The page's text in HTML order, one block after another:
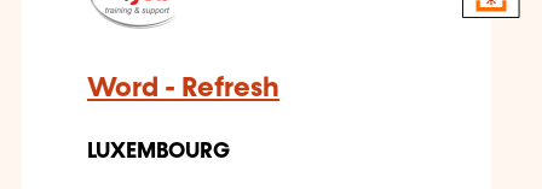
Word - Refresh
LUXEMBOURG